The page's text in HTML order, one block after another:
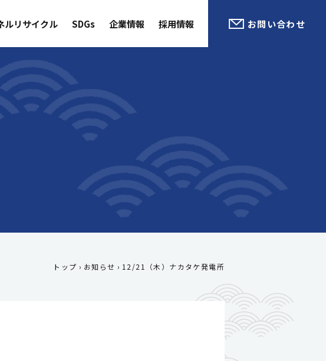
ルリサイクル SDGs 企業情報 採用情報 お問い合わせ
トップ お知らせ 12/21（木）ナカタケ発電所